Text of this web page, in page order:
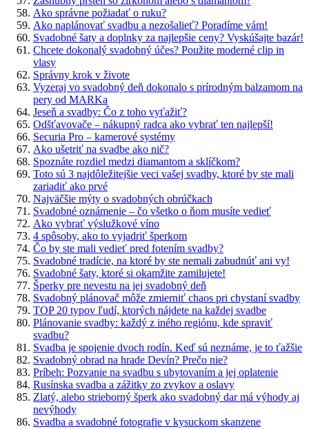
Ako správne požiadať o ruku?
Ako naplánovať svadbu a nezošalieť? Poradíme vám!
Svadobné šaty a doplnky za najlepšie ceny? Vyskúšajte bazár!
Chcete dokonalý svadobný účes? Použite moderné clip in
vlasy
Správny krok v živote
Vyzeraj vo svadobný deň dokonalo s prírodným balzamom na
pery od MARKa
Jeseň a svadby: Čo z toho vyťažiť?
Odšťavovače – nákupný radca ako vybrať ten najlepší!
Securia Pro – kamerové systémy
Ako ušetriť na svadbe ako nič?
Spoznáte rozdiel medzi diamantom a sklíčkom?
Toto sú 3 najdôležitejšie veci vašej svadby, ktoré by ste mali
zariadiť ako prvé
Najväčšie mýty o svadobných obrúčkach
Svadobné oznámenie – čo všetko o ňom musíte vedieť
Ako vybrať výslužkové víno
4 spôsoby, ako to vyjadriť šperkom
Čo by ste mali vedieť pred fotením svadby?
Svadobné tradície, na ktoré by ste nemali zabudnúť ani vy!
Svadobné šaty, ktoré si okamžite zamilujete!
Šperky pre nevestu na jej svadobný deň
Svadobný plánovač môže zmierniť chaos pri chystaní svadby
TOP 20 typov ľudí, ktorých nájdete na každej svadbe
Plánovanie svadby: každý z iného regiónu, kde spraviť
svadbu?
Svadba je spojenie dvoch rodín. Keď sú neznáme, je to ťažšie
Svadobný obrad na hrade Devín? Prečo nie?
Príbeh: Pozvanie na svadbu s ubytovaním a jej oplatenie
Rusínska svadba a zážitky zo zvykov a oslavy
Zlatý, alebo strieborný šperk ako svadobný dar má výhody aj
nevýhody
Svadba a svadobné fotografie v kysuckom skanzene